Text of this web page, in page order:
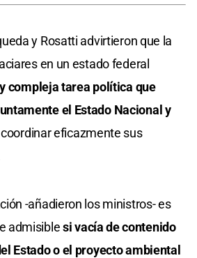
y Rosatti advirtieron que la
en un estado federal
compleja tarea política que
el Estado Nacional y
eficazmente sus
-añadieron los ministros- es
admisiblesi vacía de contenido
Estado o el proyecto ambiental